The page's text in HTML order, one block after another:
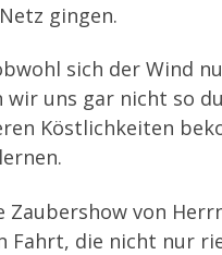
gingen.
sich der Wind
uns gar nicht so
Köstlichkeiten
Zaubershow von
Fahrt, die nicht nur